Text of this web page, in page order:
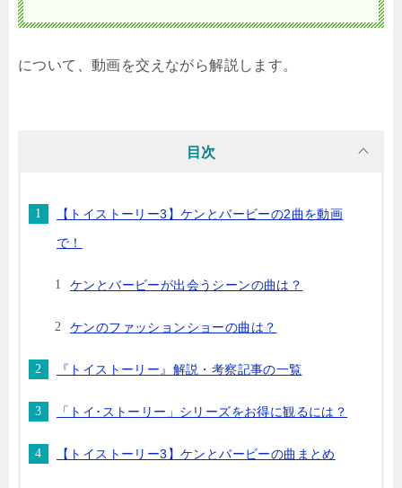
について、動画を交えながら解説します。
目次
【トイストーリー3】ケンとバービーの2曲を動画
で！
ケンとバービーが出会うシーンの曲は？
ケンのファッションショーの曲は？
『トイストーリー』解説・考察記事の一覧
「トイ･ストーリー」シリーズをお得に観るには？
【トイストーリー3】ケンとバービーの曲まとめ